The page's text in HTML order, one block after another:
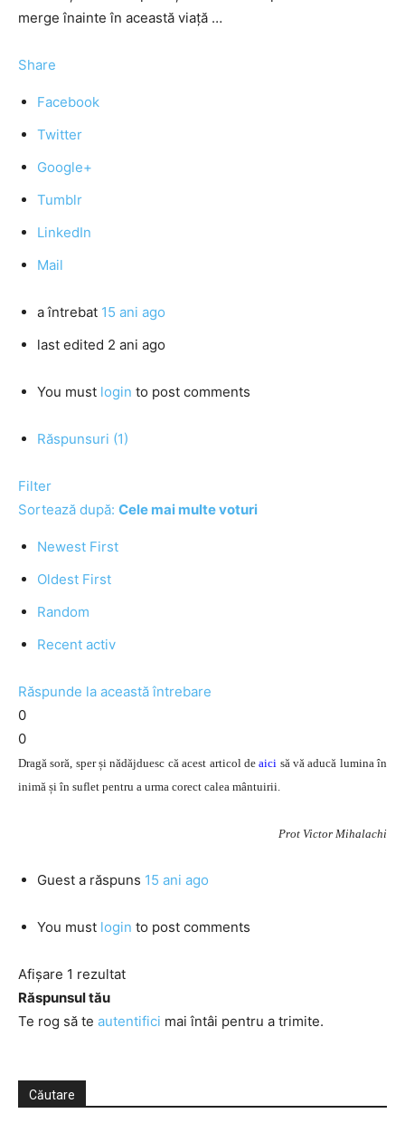
merge înainte în această viaţă …
Share
Facebook
Twitter
Google+
Tumblr
LinkedIn
Mail
a întrebat 15 ani ago
last edited 2 ani ago
You must login to post comments
Răspunsuri (1)
Filter
Sortează după: Cele mai multe voturi
Newest First
Oldest First
Random
Recent activ
Răspunde la această întrebare
0
0
Dragă soră, sper și nădăjduesc că acest articol deaici să vă aducă lumina în
inimă și în suflet pentru a urma corect calea mântuirii.
Prot Victor Mihalachi
Guest a răspuns 15 ani ago
You must login to post comments
Afișare 1 rezultat
Răspunsul tău
Te rog să te autentifici mai întâi pentru a trimite.
Căutare